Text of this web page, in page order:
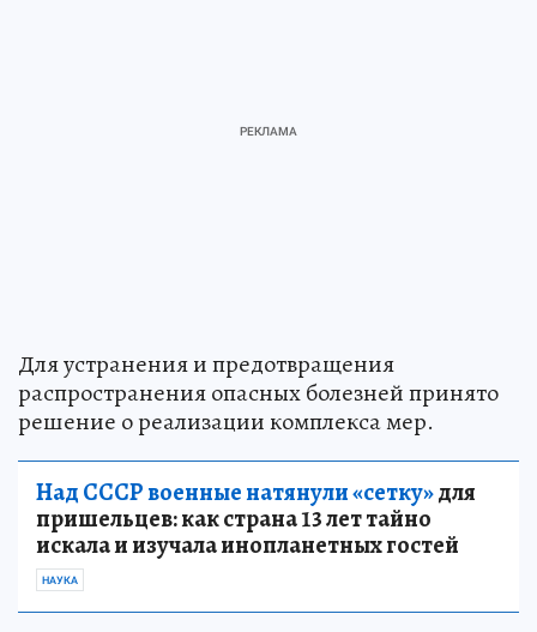
Для устранения и предотвращения
распространения опасных болезней принято
решение о реализации комплекса мер.
Над СССР военные натянули «сетку»для
пришельцев: как страна 13 лет тайно
искала и изучала инопланетных гостей
НАУКА